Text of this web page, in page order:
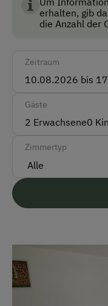
Zug
Barzahlung
Vor Ort
Deutsch
Englisch
Unterkunftsart
erhalten, gib
die Anzahl der
Zeitraum
Gäste
2 Erwachsene0
Zimmertyp